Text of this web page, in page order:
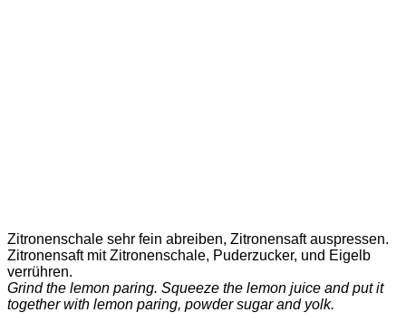
Zitronenschale sehr fein abreiben, Zitronensaft auspressen.
Zitronensaft mit Zitronenschale, Puderzucker, und Eigelb
verrühren.
Grind the lemon paring. Squeeze the lemon juice and put it
together with lemon paring, powder sugar and yolk.